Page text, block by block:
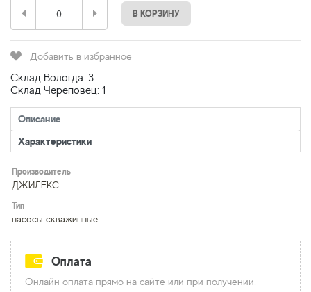
В КОРЗИНУ
Добавить в избранное
Склад Вологда: 3
Склад Череповец: 1
Описание
Характеристики
Производитель
ДЖИЛЕКС
Тип
насосы скважинные
Оплата
Онлайн оплата прямо на сайте или при получении.